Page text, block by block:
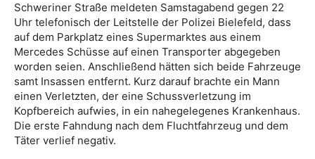
Schweriner Straße meldeten Samstagabend gegen 22
Uhr telefonisch der Leitstelle der Polizei Bielefeld, dass
auf dem Parkplatz eines Supermarktes aus einem
Mercedes Schüsse auf einen Transporter abgegeben
worden seien. Anschließend hätten sich beide Fahrzeuge
samt Insassen entfernt. Kurz darauf brachte ein Mann
einen Verletzten, der eine Schussverletzung im
Kopfbereich aufwies, in ein nahegelegenes Krankenhaus.
Die erste Fahndung nach dem Fluchtfahrzeug und dem
Täter verlief negativ.